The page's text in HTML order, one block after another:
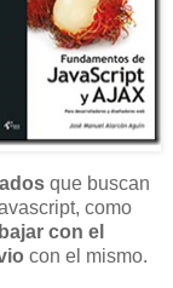
que buscan
como
con el
con el mismo.